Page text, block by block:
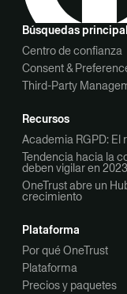
Búsquedas
Centro de confianza
Consent &
Third-Party
Recursos
Academia RGPD:
Tendencia hacia la
deben vigilar en 2023
OneTrust abre un
crecimiento
Plataforma
Por qué OneTrust
Plataforma
Precios y paquetes